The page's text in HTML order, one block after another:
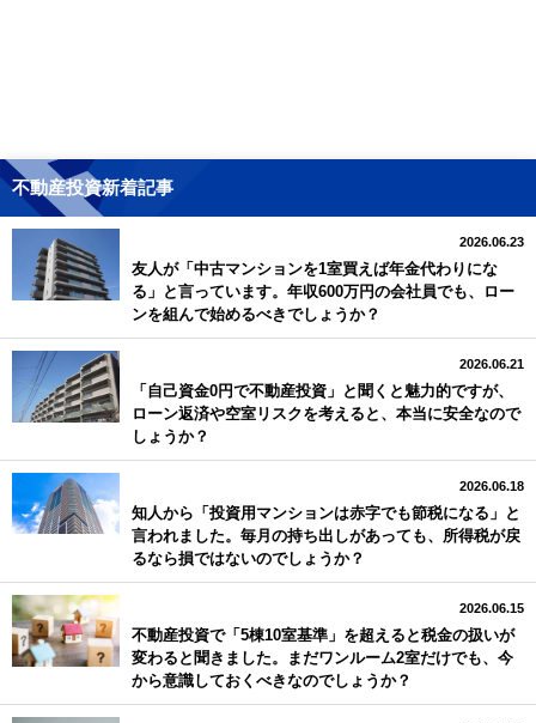
不動産投資新着記事
2026.06.23
友人が「中古マンションを1室買えば年金代わりにな
る」と言っています。年収600万円の会社員でも、ロー
ンを組んで始めるべきでしょうか？
2026.06.21
「自己資金0円で不動産投資」と聞くと魅力的ですが、
ローン返済や空室リスクを考えると、本当に安全なので
しょうか？
2026.06.18
知人から「投資用マンションは赤字でも節税になる」と
言われました。毎月の持ち出しがあっても、所得税が戻
るなら損ではないのでしょうか？
2026.06.15
不動産投資で「5棟10室基準」を超えると税金の扱いが
変わると聞きました。まだワンルーム2室だけでも、今
から意識しておくべきなのでしょうか？